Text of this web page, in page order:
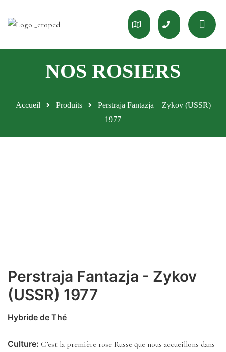
Accueil Produits
Perstraja Fantazja – Zykov (USSR)
1977
Perstraja Fantazja - Zykov
(USSR) 1977
Hybride de Thé
Culture: C’est la première rose Russe que nous accueillons dans